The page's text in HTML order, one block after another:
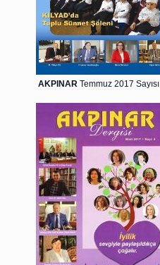
AKPINAR Temmuz 2017 Sayısı